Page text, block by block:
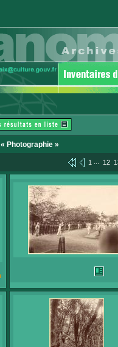
« Photographie »
1 ... 12